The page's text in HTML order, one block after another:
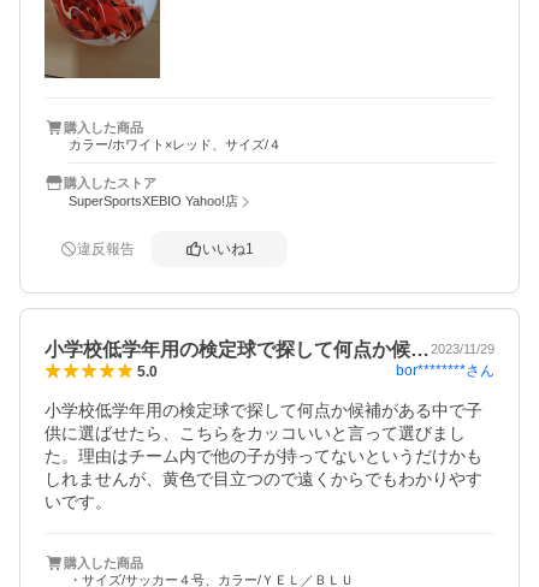
購入した商品
カラー/ホワイト×レッド、サイズ/４
購入したストア
SuperSportsXEBIO Yahoo!店
違反報告 いいね1
小学校低学年用の検定球で探して何点か候…2023/11/29
5.0 bor********さん
小学校低学年用の検定球で探して何点か候補がある中で子
供に選ばせたら、こちらをカッコいいと言って選びまし
た。理由はチーム内で他の子が持ってないというだけかも
しれませんが、黄色で目立つので遠くからでもわかりやす
いです。
購入した商品
・サイズ/サッカー４号、カラー/ＹＥＬ／ＢＬＵ